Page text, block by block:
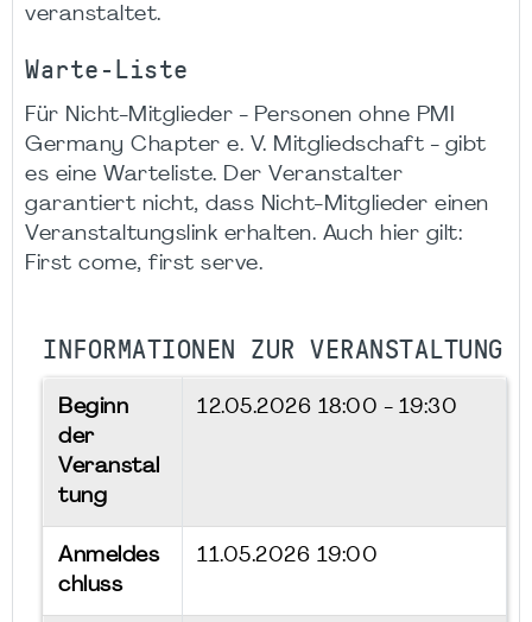
veranstaltet.
Warte-Liste
Für Nicht-Mitglieder - Personen ohne PMI
Germany Chapter e. V. Mitgliedschaft - gibt
es eine Warteliste. Der Veranstalter
garantiert nicht, dass Nicht-Mitglieder einen
Veranstaltungslink erhalten. Auch hier gilt:
First come, first serve.
INFORMATIONEN ZUR VERANSTALTUNG
Beginn
der
Veranstal
tung
12.05.2026 18:00 - 19:30
Anmeldes
chluss
11.05.2026 19:00